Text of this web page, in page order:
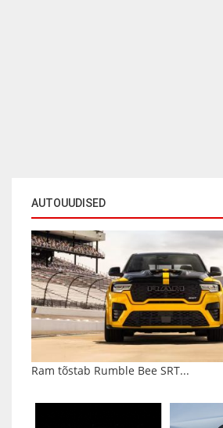
AUTOUUDISED
Ram tõstab Rumble Bee SRT...